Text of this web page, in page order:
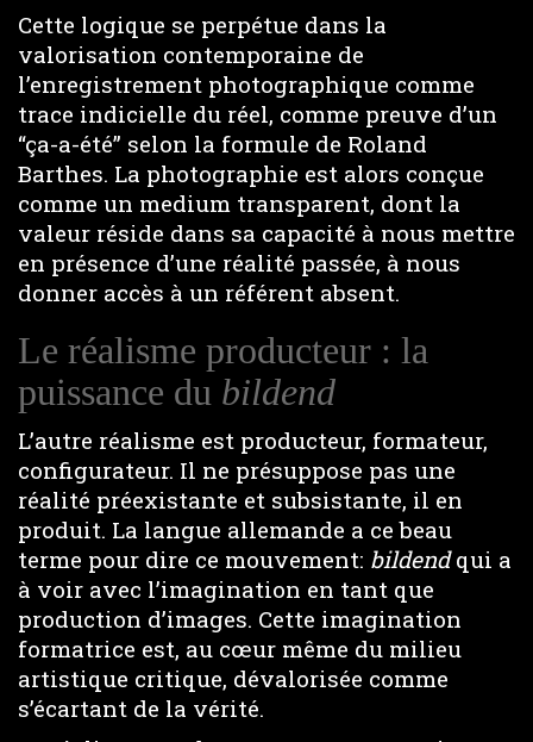
Cette logique se perpétue dans la
valorisation contemporaine de
l’enregistrement photographique comme
trace indicielle du réel, comme preuve d’un
“ça-a-été” selon la formule de Roland
Barthes. La photographie est alors conçue
comme un medium transparent, dont la
valeur réside dans sa capacité à nous mettre
en présence d’une réalité passée, à nous
donner accès à un référent absent.
Le réalisme producteur : la
puissance du bildend
L’autre réalisme est producteur, formateur,
configurateur. Il ne présuppose pas une
réalité préexistante et subsistante, il en
produit. La langue allemande a ce beau
terme pour dire ce mouvement: bildendqui a
à voir avec l’imagination en tant que
production d’images. Cette imagination
formatrice est, au cœur même du milieu
artistique critique, dévalorisée comme
s’écartant de la vérité.